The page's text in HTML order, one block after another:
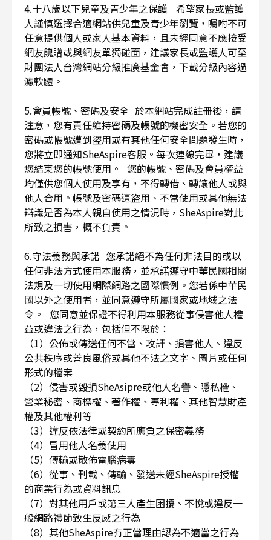
4.十八歲以下兒童及青少年之保護 希望家長或監護
人謹慎選擇合適網站供兒童及青少年瀏覽，囑咐不可
任意提供個人或家人基本資料，且未經同意不應接受
網友餽贈或與網友單獨碰面，建議家長或監護人可至
財團法人台灣網站分級推廣基金會，下載分級內容過
濾軟體。
5.會員帳號、密碼及安全 於本網站完成註冊後，請
注意，您有責任維持密碼及帳號的機密安全。若您的
密碼或帳號遭到盜用或有其他任何安全問題發生時，
您將立即通知SheAspire客服。每次連線完畢，建議
您結束您的帳號使用。 您的帳號、密碼及會員權益
均僅供您個人使用及享有，不得轉借、轉讓他人或與
他人合用。帳號及密碼遭盜用、不當使用或其他無法
辯識是否為本人親自使用之情況時，SheAspire對此
所致之損害，概不負責。
6.守法義務與承諾 您承諾絕不為任何非法目的或以
任何非法方式使用本服務，並承諾遵守中華民國相關
法規及一切使用網際網路之國際慣例。您若係中華民
國以外之使用者，並同意遵守所屬國家或地域之法
令。 您同意並保證不得利用本服務從事侵害他人權
益或違法之行為，包括但不限於：
（1）公佈或傳送任何不當、攻訐、損害他人、違反
公共秩序或善良風俗或其他不法之文字、圖片或任何
形式的檔案
（2）侵害或毀損SheAsipre或他人名譽、隱私權、
營業秘密、商標權、著作權、專利權、其他智慧財產
權及其他權利等
（3）違反依法律或契約所應負之保密義務
（4）冒用他人名義使用
（5）傳輸或散佈電腦病毒
（6）從事、刊載、傳輸、發送未經SheAspire授權
的商業行為或資料訊息
（7）對其他用戶或第三人產生困擾、不悅或違反一
般網路禮節致生反感之行為
（8）其他SheAspire有正當理由認為不適當之行為